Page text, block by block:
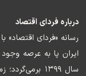
درباره فردای اقتصاد
رسانه «فردای
ایران پا به عرصه
سال ۱۳۹۹